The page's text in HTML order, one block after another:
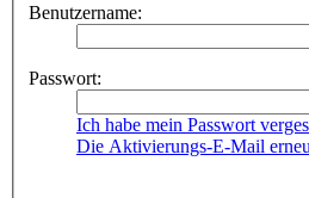
Benutzername:
Passwort:
Ich habe mein Passwort
Die Aktivierungs-E-Mail